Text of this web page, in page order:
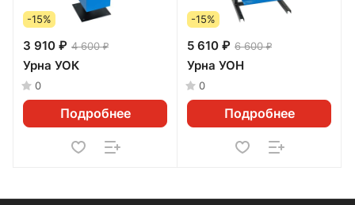
-15%
3 910 ₽ 4 600 ₽
Урна УОК
0
Подробнее
-15%
5 610 ₽ 6 600 ₽
Урна УОН
0
Подробнее